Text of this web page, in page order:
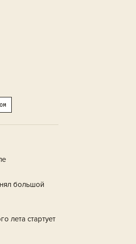
большой
лета стартует